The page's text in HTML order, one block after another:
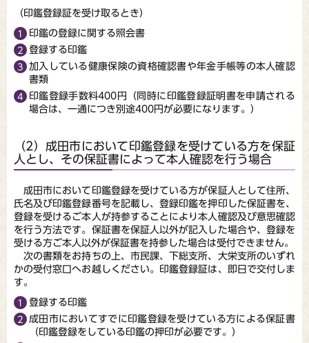
（印鑑登録証を受け取るとき）
印鑑の登録に関する照会書
登録する印鑑
加入している健康保険の資格確認書や年金手帳等の本人確認
書類
印鑑登録手数料400円（同時に印鑑登録証明書を申請される
場合は、一通につき別途400円が必要になります。）
（2）成田市において印鑑登録を受けている方を保証
人とし、その保証書によって本人確認を行う場合
成田市において印鑑登録を受けている方が保証人として住所、
氏名及び印鑑登録番号を記載し、登録印鑑を押印した保証書を、
登録を受けるご本人が持参することにより本人確認及び意思確認
を行う方法です。保証書を保証人以外が記入した場合や、登録を
受ける方ご本人以外が保証書を持参した場合は受付できません。
次の書類をお持ちの上、市民課、下総支所、大栄支所のいずれ
かの受付窓口へお越しください。印鑑登録証は、即日で交付しま
す。
登録する印鑑
成田市においてすでに印鑑登録を受けている方による保証書
（印鑑登録をしている印鑑の押印が必要です。）